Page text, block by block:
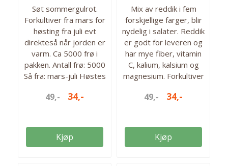
Søt sommergulrot.
Forkultiver fra mars for
høsting fra juli evt
direkteså når jorden er
varm. Ca 5000 frø i
pakken. Antall frø: 5000
Så fra: mars-juli Høstes
49,- 34,-
Kjøp
Mix av reddik i fem
forskjellige farger, blir
nydelig i salater. Reddik
er godt for leveren og
har mye fiber, vitamin
C, kalium, kalsium og
magnesium. Forkultiver
fra mai. Ca 1200 frø i
sept. Antall frø: 1200
frø
49,- 34,-
Kjøp